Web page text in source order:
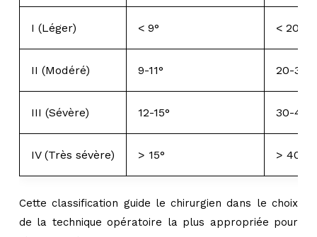
I (Léger) < 9° < 20°
II (Modéré) 9-11° 20-30°
III (Sévère) 12-15° 30-40°
IV (Très sévère) > 15° > 40°
Cette classification guide le chirurgien dans le choix
de la technique opératoire la plus appropriée pour